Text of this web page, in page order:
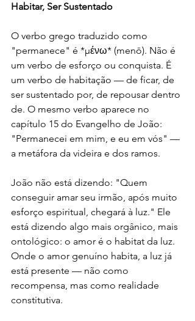
Habitar, Ser Sustentado
O verbo grego traduzido como
"permanece" é *μένω* (menō). Não é
um verbo de esforço ou conquista. É
um verbo de habitação — de ficar, de
ser sustentado por, de repousar dentro
de. O mesmo verbo aparece no
capítulo 15 do Evangelho de João:
"Permanecei em mim, e eu em vós" —
a metáfora da videira e dos ramos.
João não está dizendo: "Quem
conseguir amar seu irmão, após muito
esforço espiritual, chegará à luz." Ele
está dizendo algo mais orgânico, mais
ontológico: o amor é o habitat da luz.
Onde o amor genuíno habita, a luz já
está presente — não como
recompensa, mas como realidade
constitutiva.